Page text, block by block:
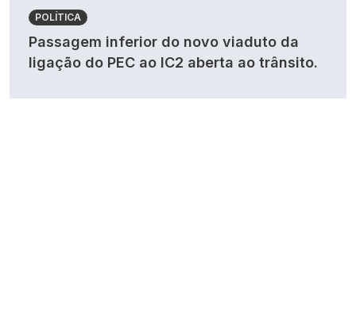
POLÍTICA
Passagem inferior do novo viaduto da
ligação do PEC ao IC2 aberta ao trânsito.